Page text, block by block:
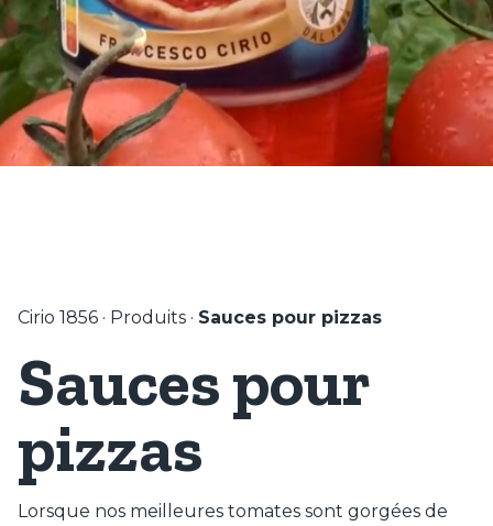
Cirio 1856 · Produits · Sauces pour pizzas
Sauces pour
pizzas
Lorsque nos meilleures tomates sont gorgées de